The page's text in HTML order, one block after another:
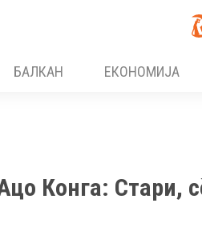
БАЛКАН ЕКОНОМИЈА
Конга: Стари,